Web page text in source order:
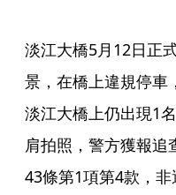
淡江大橋5月12日正
景，在橋上違規停車
淡江大橋上仍出現1
肩拍照，警方獲報
43條第1項第4款，